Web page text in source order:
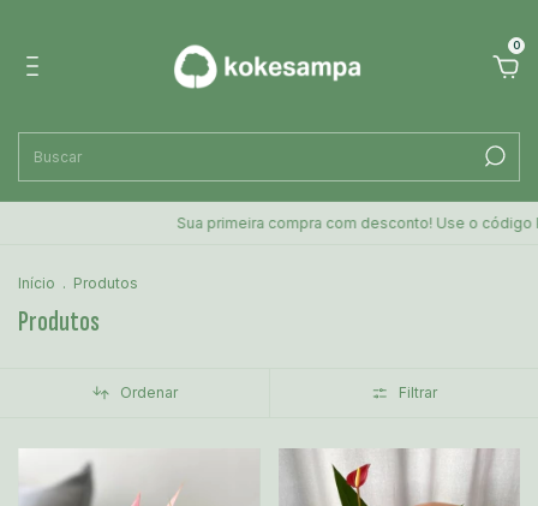
0
Sua primeira compra com desconto! Use o código PRIMEIRACOMORA
Início . Produtos
Produtos
Ordenar Filtrar